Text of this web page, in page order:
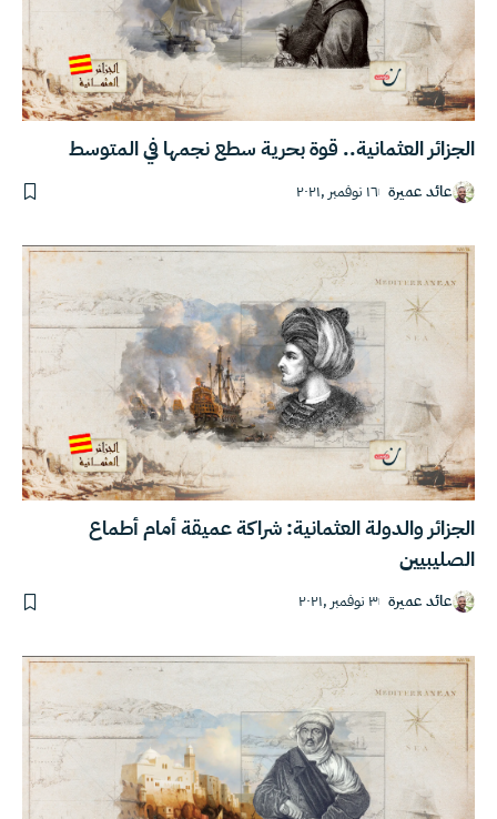
الجزائر العثمانية.. قوة بحرية سطع نجمها في المتوسط
عائد عميرة ١٦ نوفمبر ,٢٠٢١
الجزائر والدولة العثمانية: شراكة عميقة أمام أطماع
الصليبيين
عائد عميرة ٣ نوفمبر ,٢٠٢١